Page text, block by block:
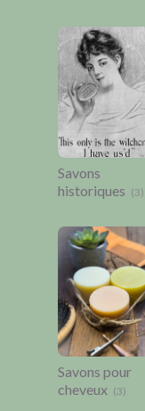
Savons
historiques (3)
Savons pour
cheveux (3)